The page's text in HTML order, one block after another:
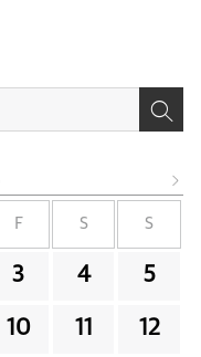
F S S
3 4 5
10 11 12